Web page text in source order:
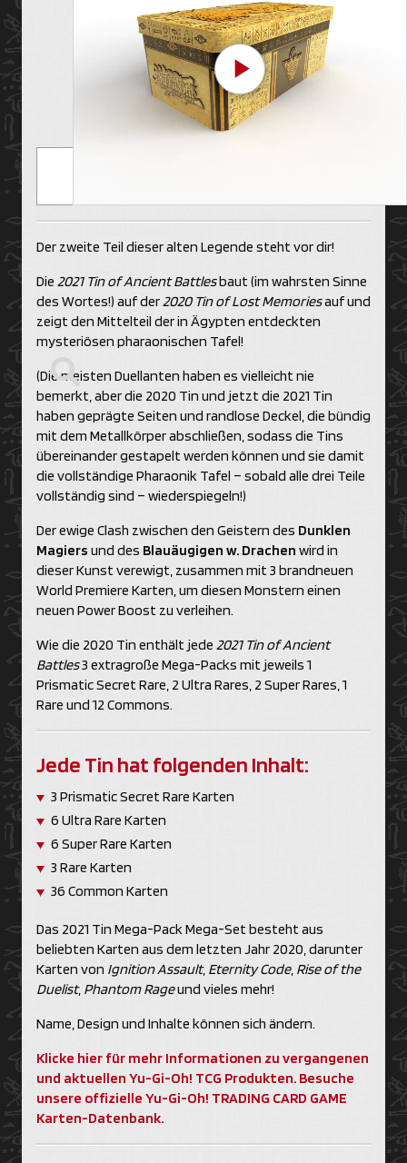
Play Video
Der zweite Teil dieser alten Legende steht vor dir!
Die 2021 Tin of Ancient Battlesbaut (im wahrsten Sinne
des Wortes!) auf der2020 Tin of Lost Memoriesauf und
zeigt den Mittelteil der in Ägypten entdeckten
mysteriösen pharaonischen Tafel!
(Die meisten Duellanten haben es vielleicht nie
bemerkt, aber die 2020 Tin und jetzt die 2021 Tin
haben geprägte Seiten und randlose Deckel, die bündig
mit dem Metallkörper abschließen, sodass die Tins
übereinander gestapelt werden können und sie damit
die vollständige Pharaonik Tafel – sobald alle drei Teile
vollständig sind – wiederspiegeln!)
Der ewige Clash zwischen den Geistern des Dunklen
Magiers und des Blauäugigen w. Drachen wird in
dieser Kunst verewigt, zusammen mit 3 brandneuen
World Premiere Karten, um diesen Monstern einen
neuen Power Boost zu verleihen.
Wie die 2020 Tin enthält jede 2021 Tin of Ancient
Battles3 extragroße Mega-Packs mit jeweils 1
Prismatic Secret Rare, 2 Ultra Rares, 2 Super Rares, 1
Rare und 12 Commons.
Jede Tin hat folgenden Inhalt:
3 Prismatic Secret Rare Karten
6 Ultra Rare Karten
6 Super Rare Karten
3 Rare Karten
36 Common Karten
Das 2021 Tin Mega-Pack Mega-Set besteht aus
beliebten Karten aus dem letzten Jahr 2020, darunter
Karten von Ignition Assault, Eternity Code, Rise of the
Duelist, Phantom Rageund vieles mehr!
Name, Design und Inhalte können sich ändern.
Klicke hier für mehr Informationen zu vergangenen
und aktuellen Yu-Gi-Oh! TCG Produkten. Besuche
unsere offizielle Yu-Gi-Oh! TRADING CARD GAME
Karten-Datenbank.